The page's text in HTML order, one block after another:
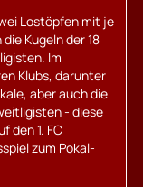
Lostöpfen mit je
Kugeln der 18
Im
Klubs, darunter
aber auch die
- diese
den 1. FC
zum Pokal-